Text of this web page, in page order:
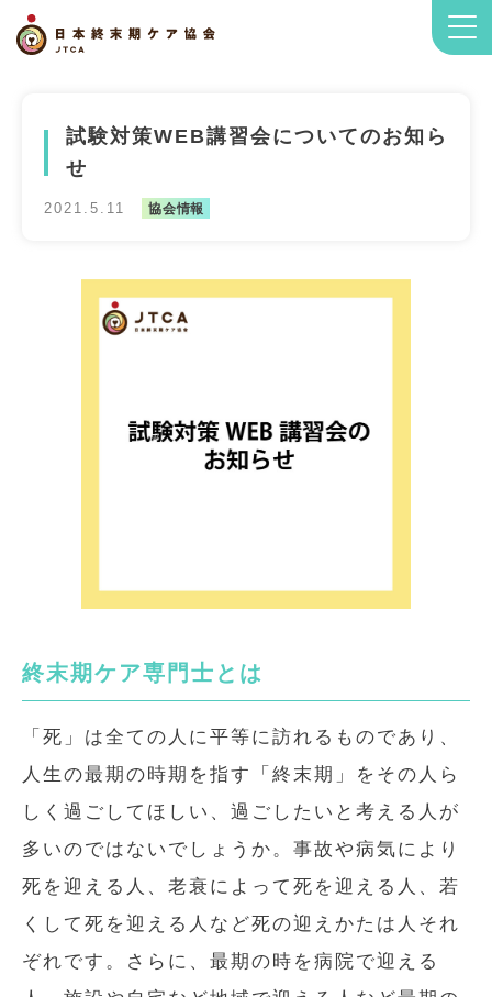
試験対策WEB講習会についてのお知ら
せ
2021.5.11 協会情報
終末期ケア専門士とは
「死」は全ての人に平等に訪れるものであり、
人生の最期の時期を指す「終末期」をその人ら
しく過ごしてほしい、過ごしたいと考える人が
多いのではないでしょうか。事故や病気により
死を迎える人、老衰によって死を迎える人、若
くして死を迎える人など死の迎えかたは人それ
ぞれです。さらに、最期の時を病院で迎える